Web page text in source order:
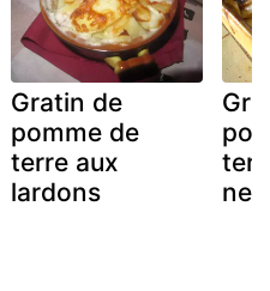
Gratin de
pomme de
terre aux
lardons